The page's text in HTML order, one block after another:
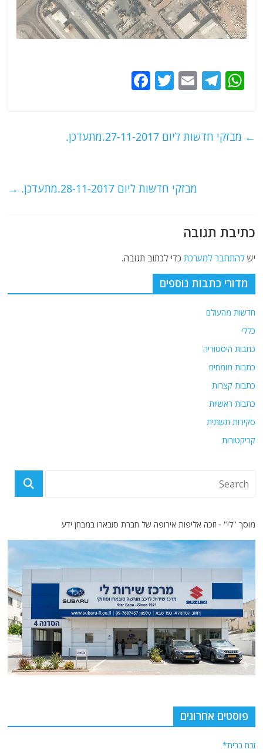
W
s
T
g
E
l
T
er
e
o
← מבזקי חדשות ליום 27-11-2017.מתעדכן.
מבזקי חדשות ליום 28-11-2017.מתעדכן. →
כתיבת תגובה
ישלהתחבר למערכת כדי לכתוב תגובה.
מדורי כתבות נוספים
חדשות מהעולם
כללי
כתבות היסטוריה
כתבות מומחים
כתבות קצרות
כתבות ראשיות
סקירות תשתית
קריקטורות
מוסך "לי" - זוכה אליפות אירופה של חברת סובארו במבחן ידע
פוסטים אחרונים
זבח ברית*